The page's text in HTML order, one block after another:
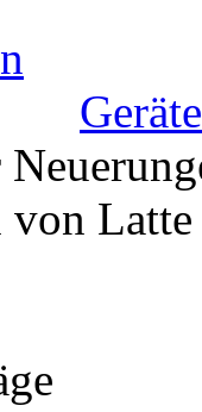
von